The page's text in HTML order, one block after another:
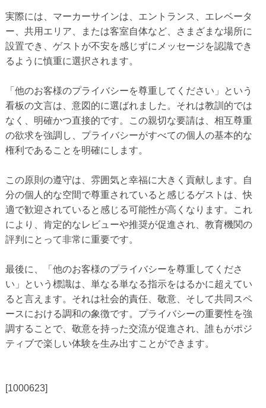
実際には、マーカーサインは、エントランス、エレベータ
ー、共用エリア、または客室自体など、さまざまな場所に
設置でき、ゲストが不安を感じずにメッセージを認識でき
るように慎重に選択されます。
「他のお客様のプライバシーを尊重してください」という
看板の文言は、意図的に選ばれました。それは教訓的では
なく、明確かつ直接的です。この親切な要請は、相互尊重
の欲求を強調し、プライバシーがすべての個人の基本的な
権利であることを明確にします。
この原則の遵守は、雰囲気と幸福に大きく貢献します。自
分の個人的な空間で尊重されていると感じるゲストは、快
適で歓迎されていると感じる可能性が高くなります。これ
により、肯定的なレビューや推奨が促進され、教育機関の
評判にとって非常に重要です。
最後に、「他のお客様のプライバシーを尊重してくださ
い」という標識は、単なる単なる指示をはるかに超えてい
ると言えます。それは社会的責任、敬意、そして共同スペ
ースにおける調和の象徴です。プライバシーの重要性を強
調することで、敬意を持った交流が促進され、誰もがポジ
ティブで楽しい体験を生み出すことができます。
[1000623]